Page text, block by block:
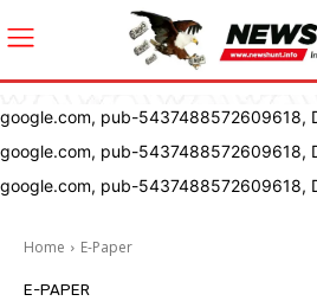
google.com, pub-5437488572609618,
google.com, pub-5437488572609618,
google.com, pub-5437488572609618,
Home E-Paper
E-PAPER